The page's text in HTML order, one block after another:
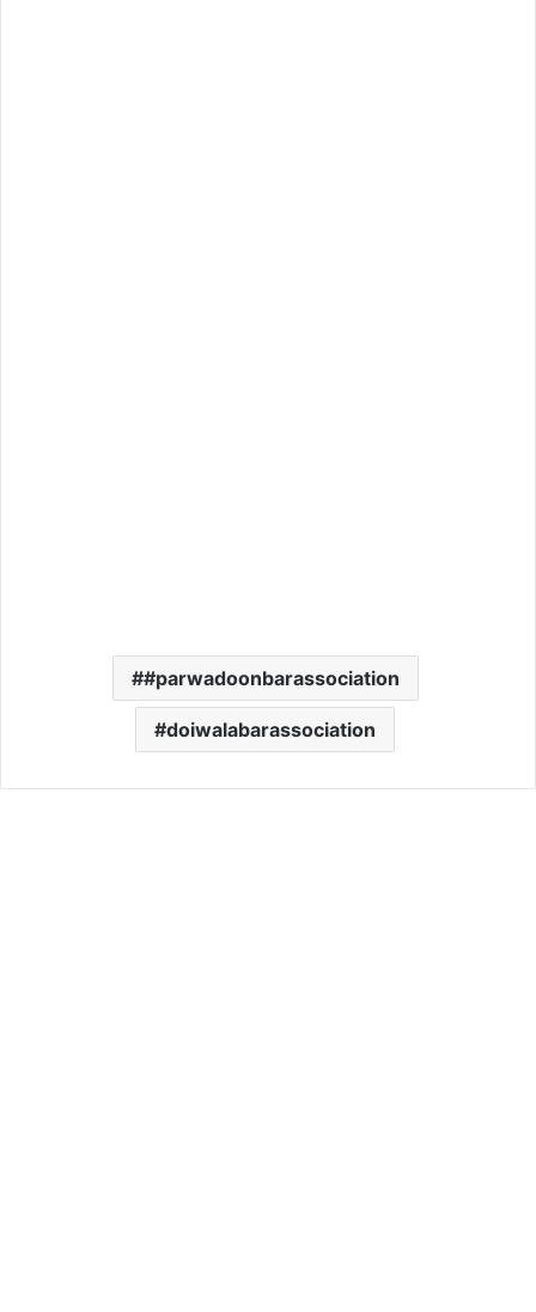
#parwadoonbarassociation
doiwalabarassociation